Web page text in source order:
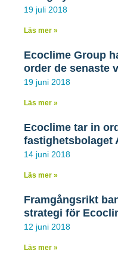
19 juli 2018
Läs mer »
Ecoclime Group
order de senaste
19 juni 2018
Läs mer »
Ecoclime tar in
fastighetsbolaget
14 juni 2018
Läs mer »
Framgångsrikt
strategi för
12 juni 2018
Läs mer »
Ecoclimes
särskilda
som utvecklats av
en rad utmaningar,
För Ecoclimes del
Den är även